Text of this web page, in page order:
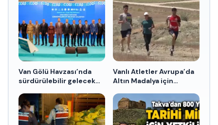
Van Gölü Havzası’nda
sürdürülebilir gelecek
Vanlı Atletler Avrupa’da
Altın Madalya için